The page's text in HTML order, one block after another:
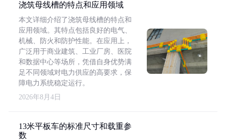
浇筑母线槽的特点和应用领域
本文详细介绍了浇筑母线槽的特点和
应用领域。其特点包括良好的电气、
机械、防火和防护性能。在应用上，
广泛用于商业建筑、工业厂房、医院
和数据中心等场所，凭借自身优势满
足不同领域对电力供应的高要求，保
障电力系统稳定运行。
2026年8月4日
13米平板车的标准尺寸和载重参
数